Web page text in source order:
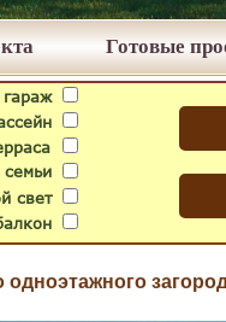
Готовые
гараж
свет
одноэтажного